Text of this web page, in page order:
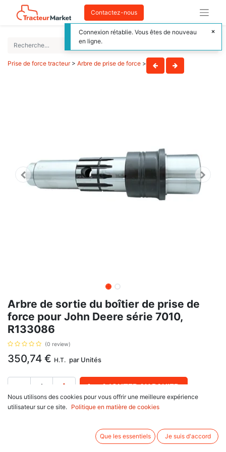
Contactez-nous
Prise de force tracteur> Arbre de prise de force >
Arbre de sortie du boîtier de prise de
force pour John Deere série 7010,
R133086
(0 review)
350,74 € H.T. par Unités
AJOUTER AU PANIER
Délai de livraison : 1 semaine
Arbre de sortie du boîtier de prise de force, avec pour référence d'origine
Nous utilisons des cookies pour vous offrir une meilleure expérience
utilisateur sur ce site.
Politique en matière de cookies
Que les essentiels Je suis d'accord
Connexion rétablie. Vous êtes de nouveau
en ligne.